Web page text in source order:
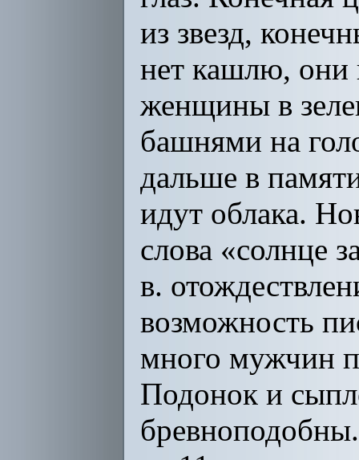
из звезд,
нет кашлю, они
женщины в
башнями на
дальше в
идут облака.
слова «солнце
в.
возможность
много мужчин
Подонок и